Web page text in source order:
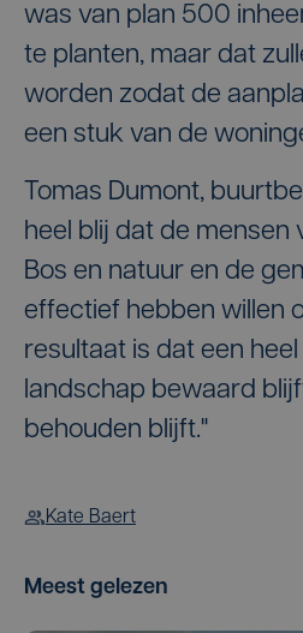
was van plan 500
te planten, maar dat
worden zodat de
een stuk van de
Tomas Dumont,
heel blij dat de mensen
Bos en natuur en de
effectief hebben willen
resultaat is dat een
landschap bewaard
behouden blijft."
Kate Baert
Meest gelezen